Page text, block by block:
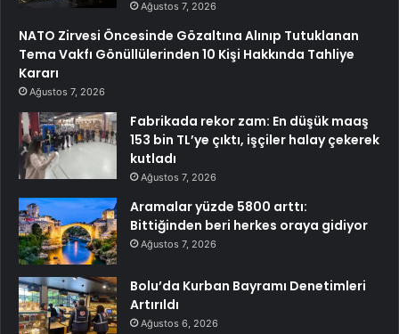
Ağustos 7, 2026
NATO Zirvesi Öncesinde Gözaltına Alınıp Tutuklanan
Tema Vakfı Gönüllülerinden 10 Kişi Hakkında Tahliye
Kararı
Ağustos 7, 2026
Fabrikada rekor zam: En düşük maaş
153 bin TL’ye çıktı, işçiler halay çekerek
kutladı
Ağustos 7, 2026
Aramalar yüzde 5800 arttı:
Bittiğinden beri herkes oraya gidiyor
Ağustos 7, 2026
Bolu’da Kurban Bayramı Denetimleri
Artırıldı
Ağustos 6, 2026